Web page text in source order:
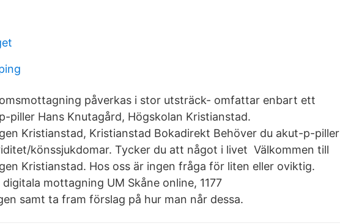
påverkas i stor utsträck- omfattar enbart ett
piller Hans Knutagård, Högskolan Kristianstad.
Kristianstad, Kristianstad Bokadirekt Behöver du akut-p-piller
könssjukdomar. Tycker du att något i livet Välkommen till
Kristianstad. Hos oss är ingen fråga för liten eller oviktig.
mottagning UM Skåne online, 1177
samt ta fram förslag på hur man når dessa.